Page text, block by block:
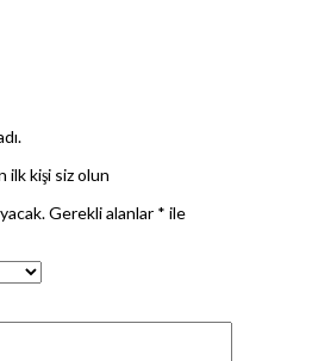
ilk kişi siz olun
Gerekli alanlar * ile